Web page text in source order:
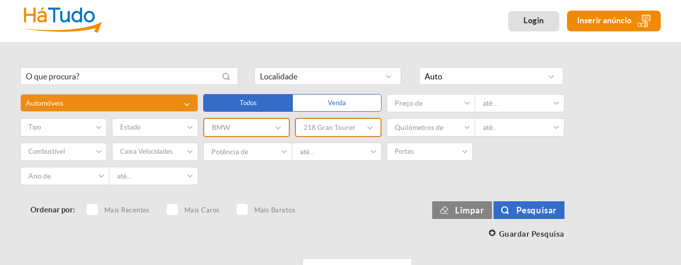
Login Inserir anúncio
Auto
Automóveis Todos Venda
Tipo Estado BMW 218 Gran Tourer
Combustível Caixa Velocidades Portas
Ordenar por: Mais Recentes Mais Caros Mais Baratos Limpar Pesquisar
Guardar Pesquisa